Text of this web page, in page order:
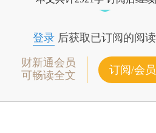
登录后获取已订阅的阅
财新通会员
可畅读全文
订阅/会